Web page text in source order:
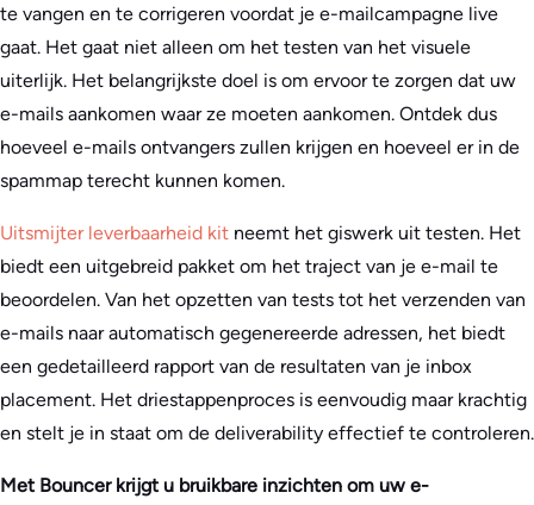
te vangen en te corrigeren voordat je e-mailcampagne live
gaat. Het gaat niet alleen om het testen van het visuele
uiterlijk. Het belangrijkste doel is om ervoor te zorgen dat uw
e-mails aankomen waar ze moeten aankomen. Ontdek dus
hoeveel e-mails ontvangers zullen krijgen en hoeveel er in de
spammap terecht kunnen komen.
Uitsmijter leverbaarheid kit neemt het giswerk uit testen. Het
biedt een uitgebreid pakket om het traject van je e-mail te
beoordelen. Van het opzetten van tests tot het verzenden van
e-mails naar automatisch gegenereerde adressen, het biedt
een gedetailleerd rapport van de resultaten van je inbox
placement. Het driestappenproces is eenvoudig maar krachtig
en stelt je in staat om de deliverability effectief te controleren.
Met Bouncer krijgt u bruikbare inzichten om uw e-